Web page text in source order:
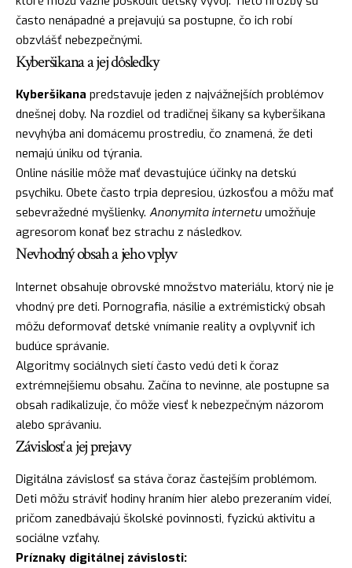
často nenápadné a prejavujú sa postupne, čo ich robí
obzvlášť nebezpečnými.
Kyberšikana a jej dôsledky
Kyberšikana predstavuje jeden z najvážnejších problémov
dnešnej doby. Na rozdiel od tradičnej šikany sa kyberšikana
nevyhýba ani domácemu prostrediu, čo znamená, že deti
nemajú úniku od týrania.
Online násilie môže mať devastujúce účinky na detskú
psychiku. Obete často trpia depresiou, úzkosťou a môžu mať
sebevražedné myšlienky. Anonymita internetu umožňuje
agresorom konať bez strachu z následkov.
Nevhodný obsah a jeho vplyv
Internet obsahuje obrovské množstvo materiálu, ktorý nie je
vhodný pre deti. Pornografia, násilie a extrémistický obsah
môžu deformovať detské vnímanie reality a ovplyvniť ich
budúce správanie.
Algoritmy sociálnych sietí často vedú deti k čoraz
extrémnejšiemu obsahu. Začína to nevinne, ale postupne sa
obsah radikalizuje, čo môže viesť k nebezpečným názorom
alebo správaniu.
Závislosť a jej prejavy
Digitálna závislosť sa stáva čoraz častejším problémom.
Deti môžu stráviť hodiny hraním hier alebo prezeraním videí,
pričom zanedbávajú školské povinnosti, fyzickú aktivitu a
sociálne vzťahy.
Príznaky digitálnej závislosti: